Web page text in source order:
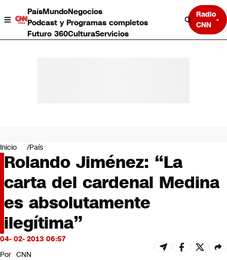
PaísMundoNegocios
Podcast y Programas completos
Futuro 360CulturaServicios
Radio
CNN
Negocios
Deportes
Programas completos
Cultura
Servicios
Bits
CNN Data
CNN tiempo
Futuro 360
Inicio País
Rolando Jiménez: “La
carta del cardenal Medina
es absolutamente
ilegítima”
04- 02- 2013 06:57
Por CNN